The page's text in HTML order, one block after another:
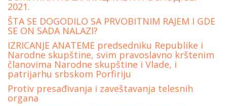
2021.
ŠTA SE DOGODILO SA PRVOBITNIM RAJEM I GDE
SE ON SADA NALAZI?
IZRICANJE ANATEME predsedniku Republike i
Narodne skupštine, svim pravoslavno krštenim
članovima Narodne skupštine i Vlade, i
patrijarhu srbskom Porfiriju
Protiv presađivanja i zaveštavanja telesnih
organa